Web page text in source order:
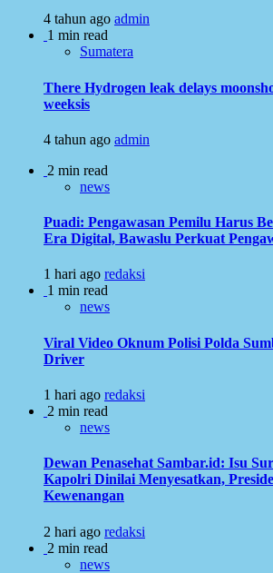
4 tahun ago admin
1 min read
Sumatera
There Hydrogen leak delays
weeksis
4 tahun ago admin
2 min read
news
Puadi: Pengawasan Pemilu Harus
Era Digital, Bawaslu Perkuat
1 hari ago redaksi
1 min read
news
Viral Video Oknum Polisi Polda
Driver
1 hari ago redaksi
2 min read
news
Dewan Penasehat Sambar.id: Isu
Kapolri Dinilai Menyesatkan,
Kewenangan
2 hari ago redaksi
2 min read
news